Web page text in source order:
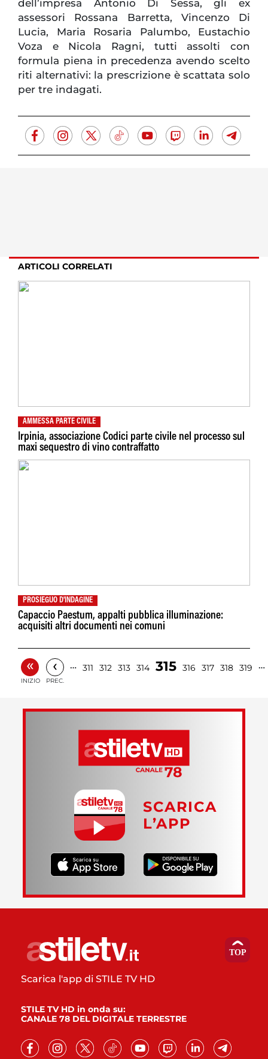
dell’impresa Antonio Di Sessa, gli ex
assessori Rossana Barretta, Vincenzo Di
Lucia, Maria Rosaria Palumbo, Eustachio
Voza e Nicola Ragni, tutti assolti con
formula piena in precedenza avendo scelto
riti alternativi: la prescrizione è scattata solo
per tre indagati.
ARTICOLI CORRELATI
AMMESSA PARTE CIVILE
Irpinia, associazione Codici parte civile nel processo sul
maxi sequestro di vino contraffatto
PROSIEGUO D'INDAGINE
Capaccio Paestum, appalti pubblica illuminazione:
acquisiti altri documenti nei comuni
«
INIZIO
‹
PREC.
… 311 312 313 314 315 316 317 318 319 …
SCARICA
L’APP
Scarica l'app di STILE TV HD
STILE TV HD in onda su:
CANALE 78 DEL DIGITALE TERRESTRE